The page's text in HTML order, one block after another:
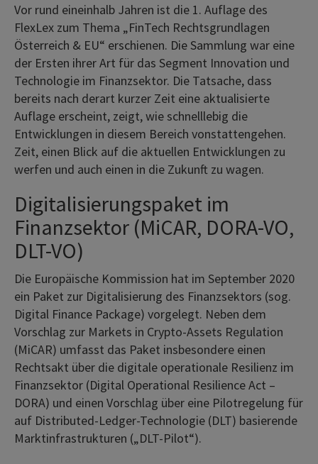
Vor rund eineinhalb Jahren ist die 1. Auflage des
FlexLex zum Thema „FinTech Rechtsgrundlagen
Österreich & EU“ erschienen. Die Sammlung war eine
der Ersten ihrer Art für das Segment Innovation und
Technologie im Finanzsektor. Die Tatsache, dass
bereits nach derart kurzer Zeit eine aktualisierte
Auflage erscheint, zeigt, wie schnelllebig die
Entwicklungen in diesem Bereich vonstattengehen.
Zeit, einen Blick auf die aktuellen Entwicklungen zu
werfen und auch einen in die Zukunft zu wagen.
Digitalisierungspaket im
Finanzsektor (MiCAR, DORA-VO,
DLT-VO)
Die Europäische Kommission hat im September 2020
ein Paket zur Digitalisierung des Finanzsektors (sog.
Digital Finance Package) vorgelegt. Neben dem
Vorschlag zur Markets in Crypto-Assets Regulation
(MiCAR) umfasst das Paket insbesondere einen
Rechtsakt über die digitale operationale Resilienz im
Finanzsektor (Digital Operational Resilience Act –
DORA) und einen Vorschlag über eine Pilotregelung für
auf Distributed-Ledger-Technologie (DLT) basierende
Marktinfrastrukturen („DLT-Pilot“).